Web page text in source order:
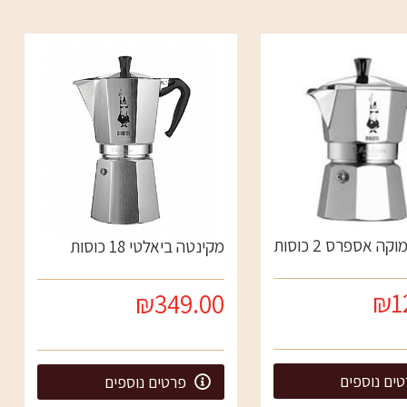
אספרס 2 כוסות
נוספים
מקינטה ביאלטי 18 כוסות
₪349.00
פרטים נוספים